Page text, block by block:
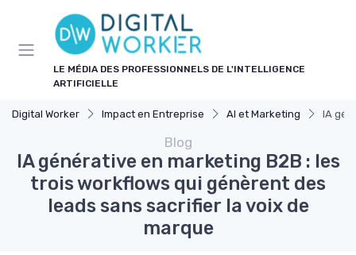
LE MÉDIA DES PROFESSIONNELS DE L'INTELLIGENCE
ARTIFICIELLE
Digital Worker Impact en Entreprise AI et Marketing IA
Blog
IA générative en marketing B2B : les
trois workflows qui génèrent des
leads sans sacrifier la voix de
marque